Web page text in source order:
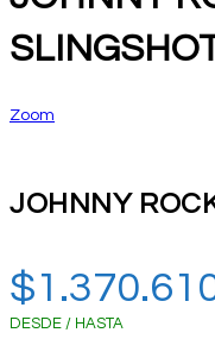
Zoom
JOHNNY
$
DESDE / HASTA